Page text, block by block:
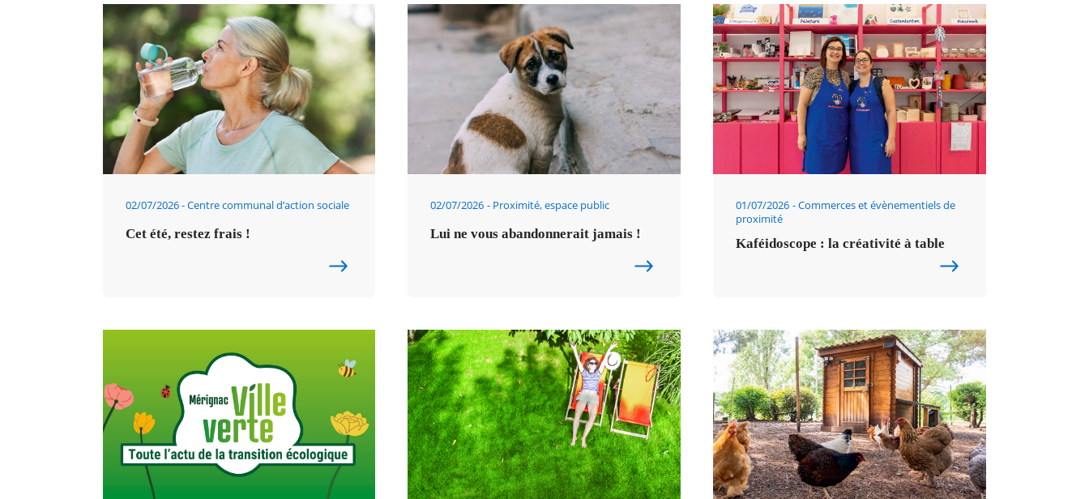
02/07/2026 Centre communal d’action sociale
Cet été, restez frais !
02/07/2026 Proximité, espace public
Lui ne vous abandonnerait jamais !
01/07/2026 Commerces et évènementiels de
proximité
Kaféidoscope : la créativité à table